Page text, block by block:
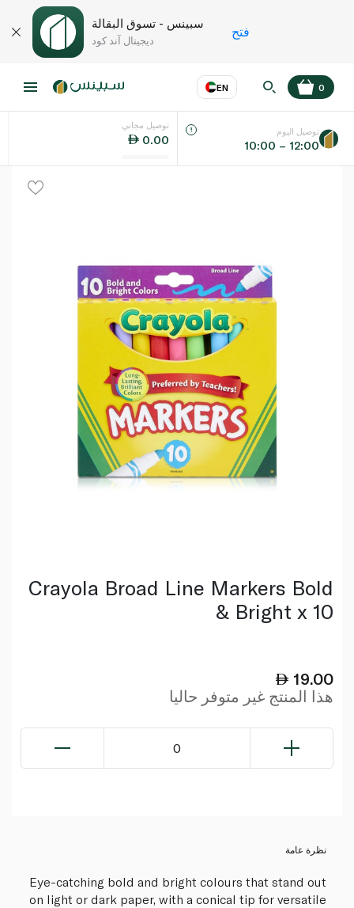
سبينس - تسوق البقالة
ديجيتال آند كود
فتح
EN
اللغة عر
0
توصيل مجاني
0.00
توصيل اليوم
10:00 – 12:00
Crayola Broad Line Markers Bold
& Bright x 10
19.00
هذا المنتج غير متوفر حاليا
0
نظرة عامة
Eye-catching bold and bright colours that stand out
on light or dark paper, with a conical tip for versatile